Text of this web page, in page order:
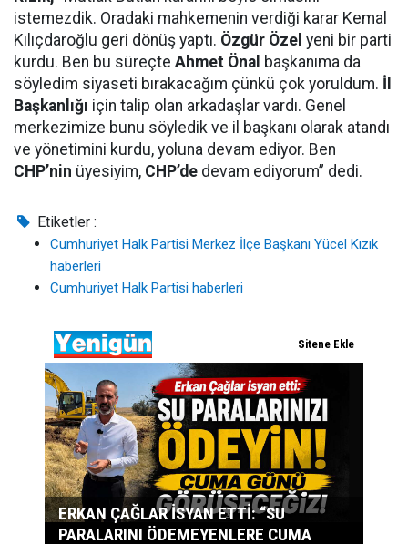
istemezdik. Oradaki mahkemenin verdiği karar Kemal
Kılıçdaroğlu geri dönüş yaptı. Özgür Özel yeni bir parti
kurdu. Ben bu süreçte Ahmet Önal başkanıma da
söyledim siyaseti bırakacağım çünkü çok yoruldum. İl
Başkanlığı için talip olan arkadaşlar vardı. Genel
merkezimize bunu söyledik ve il başkanı olarak atandı
ve yönetimini kurdu, yoluna devam ediyor. Ben
CHP’nin üyesiyim, CHP’de devam ediyorum” dedi.
Etiketler :
Cumhuriyet Halk Partisi Merkez İlçe Başkanı Yücel Kızık
haberleri
Cumhuriyet Halk Partisi haberleri